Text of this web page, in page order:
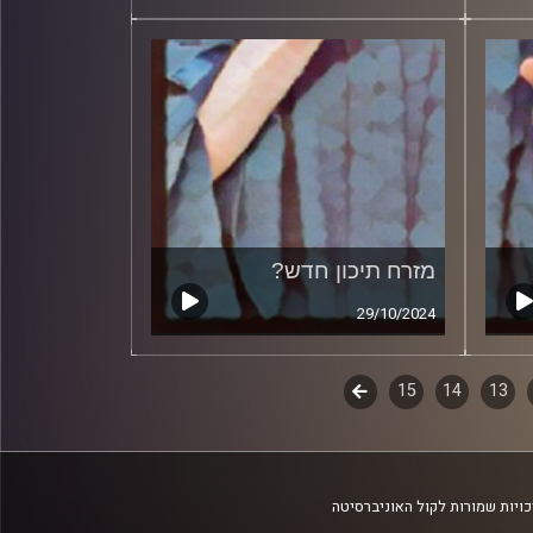
מזרח תיכון חדש?
29/10/2024
13
14
15
לשלב
שמורות לקול האוניברסיטה